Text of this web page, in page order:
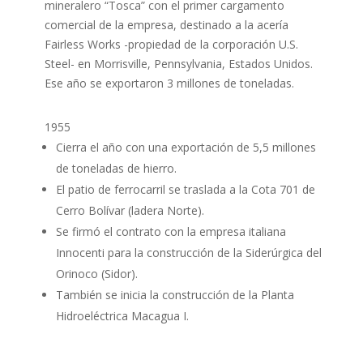
mineralero “Tosca” con el primer cargamento
comercial de la empresa, destinado a la acería
Fairless Works -propiedad de la corporación U.S.
Steel- en Morrisville, Pennsylvania, Estados Unidos.
Ese año se exportaron 3 millones de toneladas.
1955
Cierra el año con una exportación de 5,5 millones
de toneladas de hierro.
El patio de ferrocarril se traslada a la Cota 701 de
Cerro Bolívar (ladera Norte).
Se firmó el contrato con la empresa italiana
Innocenti para la construcción de la Siderúrgica del
Orinoco (Sidor).
También se inicia la construcción de la Planta
Hidroeléctrica Macagua I.